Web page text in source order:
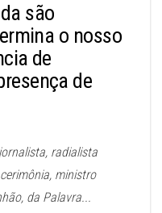
são
o nosso
de
de
radialista
ministro
da Palavra...